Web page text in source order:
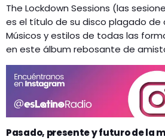
The Lockdown Sessions (las
es el título de su disco plagado de
Músicos y estilos de todas las
en este álbum rebosante de
Pasado, presente y futuro de la